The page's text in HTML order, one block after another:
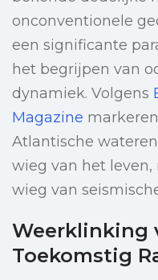
onconventionele
een significante
het begrijpen van
dynamiek. Volgens
Magazine
Atlantische
wieg van het
wieg van
Weerklinking
Toekomstig